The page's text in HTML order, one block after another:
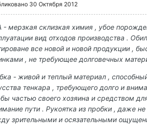
30 Октября 2012
- мерзкая склизкая химия , убое
вид отходов производства .
все новой и новой продукции ,
, не требующее долговечных
- живой и теплый материал ,
тенкара , требующего долго и
частью своего хозяина и средством
пути . Рукоятка из пробки , даже
зрительными и осязательными